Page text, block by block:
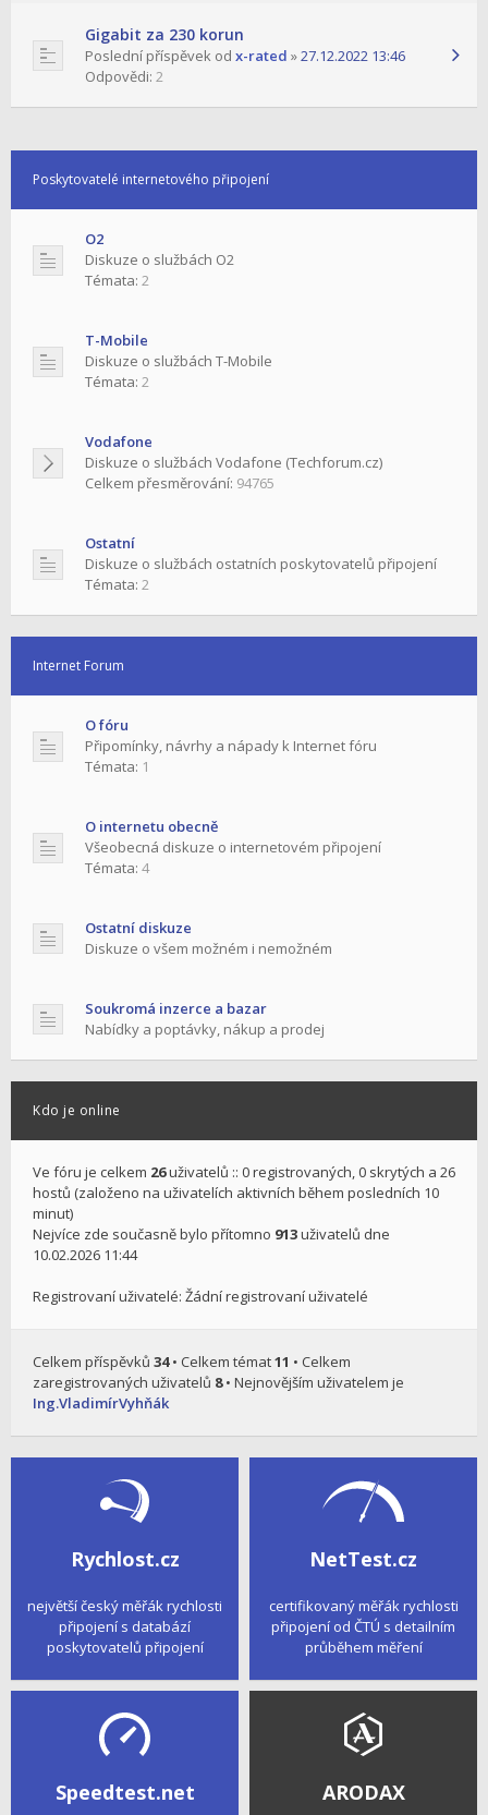
Gigabit za 230 korun
Poslední příspěvek od x-rated »27.12.2022 13:46
Odpovědi: 2
Poskytovatelé internetového připojení
O2
Diskuze o službách O2
Témata: 2
T-Mobile
Diskuze o službách T-Mobile
Témata: 2
Vodafone
Diskuze o službách Vodafone (Techforum.cz)
Celkem přesměrování: 94765
Ostatní
Diskuze o službách ostatních poskytovatelů připojení
Témata: 2
Internet Forum
O fóru
Připomínky, návrhy a nápady k Internet fóru
Témata: 1
O internetu obecně
Všeobecná diskuze o internetovém připojení
Témata: 4
Ostatní diskuze
Diskuze o všem možném i nemožném
Soukromá inzerce a bazar
Nabídky a poptávky, nákup a prodej
Kdo je online
Ve fóru je celkem 26uživatelů :: 0 registrovaných, 0 skrytých a 26
hostů (založeno na uživatelích aktivních během posledních 10
minut)
Nejvíce zde současně bylo přítomno 913uživatelů dne
10.02.2026 11:44
Registrovaní uživatelé: Žádní registrovaní uživatelé
Celkem příspěvků 34• Celkem témat11 • Celkem
zaregistrovaných uživatelů 8• Nejnovějším uživatelem je
Ing.VladimírVyhňák
Rychlost.cz
největší český měřák rychlosti
připojení s databází
poskytovatelů připojení
NetTest.cz
certifikovaný měřák rychlosti
připojení od ČTÚ s detailním
průběhem měření
Speedtest.net ARODAX